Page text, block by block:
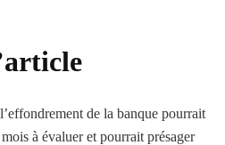
de la banque pourrait
à évaluer et pourrait présager